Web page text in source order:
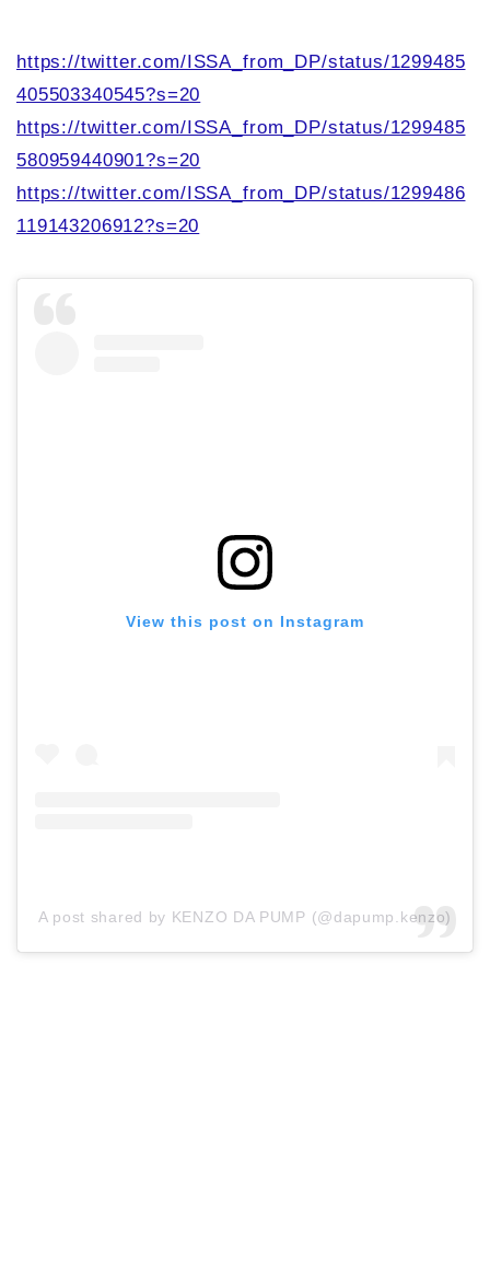
https://twitter.com/ISSA_from_DP/status/1299485
405503340545?s=20
https://twitter.com/ISSA_from_DP/status/1299485
580959440901?s=20
https://twitter.com/ISSA_from_DP/status/1299486
119143206912?s=20
View this post on Instagram
A post shared by KENZO DA PUMP (@dapump.kenzo)